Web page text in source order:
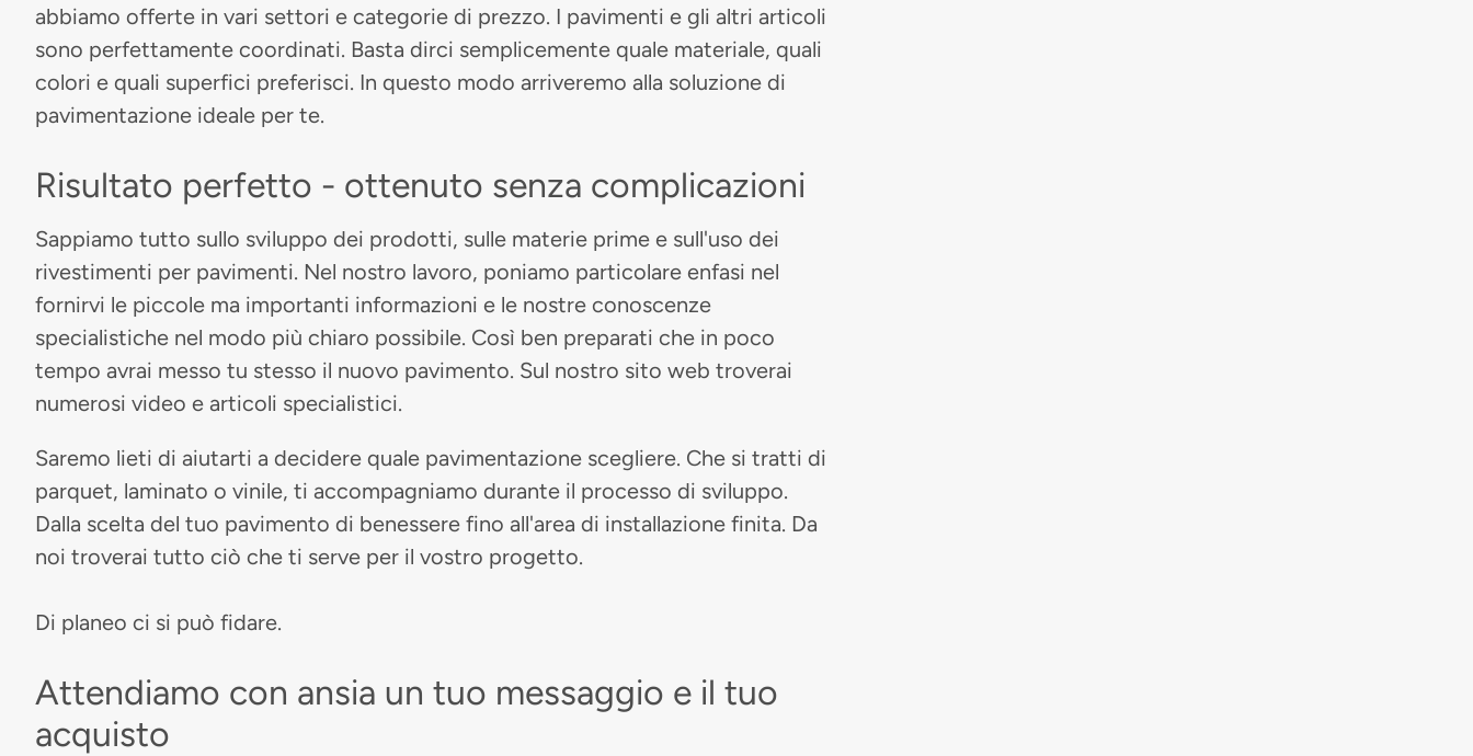
abbiamo offerte in vari settori e categorie di prezzo. I pavimenti e gli altri articoli
sono perfettamente coordinati. Basta dirci semplicemente quale materiale, quali
colori e quali superfici preferisci. In questo modo arriveremo alla soluzione di
pavimentazione ideale per te.
Risultato perfetto - ottenuto senza complicazioni
Sappiamo tutto sullo sviluppo dei prodotti, sulle materie prime e sull'uso dei
rivestimenti per pavimenti. Nel nostro lavoro, poniamo particolare enfasi nel
fornirvi le piccole ma importanti informazioni e le nostre conoscenze
specialistiche nel modo più chiaro possibile. Così ben preparati che in poco
tempo avrai messo tu stesso il nuovo pavimento. Sul nostro sito web troverai
numerosi video e articoli specialistici.
Saremo lieti di aiutarti a decidere quale pavimentazione scegliere. Che si tratti di
parquet, laminato o vinile, ti accompagniamo durante il processo di sviluppo.
Dalla scelta del tuo pavimento di benessere fino all'area di installazione finita. Da
noi troverai tutto ciò che ti serve per il vostro progetto.
Di planeo ci si può fidare.
Attendiamo con ansia un tuo messaggio e il tuo
acquisto